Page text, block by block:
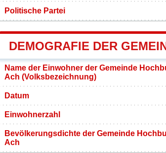
Politische Partei
DEMOGRAFIE DER
Name der Einwohner der Gemeinde
Ach (Volksbezeichnung)
Datum
Einwohnerzahl
Bevölkerungsdichte der Gemeinde
Ach